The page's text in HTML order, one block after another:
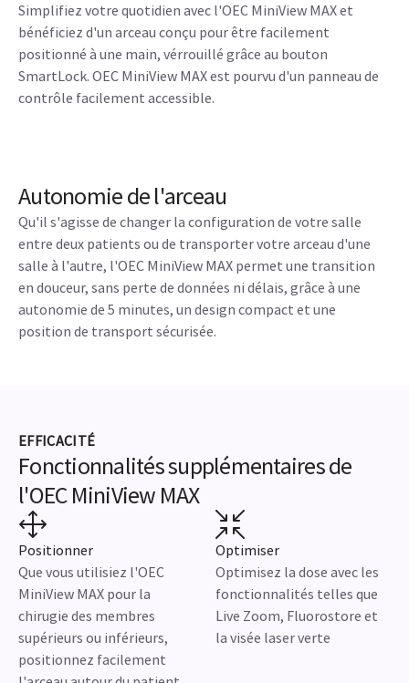
Simplifiez votre quotidien avec l'OEC MiniView MAX et
bénéficiez d'un arceau conçu pour être facilement
positionné à une main, vérrouillé grâce au bouton
SmartLock. OEC MiniView MAX est pourvu d'un panneau de
contrôle facilement accessible.
Autonomie de l'arceau
Qu'il s'agisse de changer la configuration de votre salle
entre deux patients ou de transporter votre arceau d'une
salle à l'autre, l'OEC MiniView MAX permet une transition
en douceur, sans perte de données ni délais, grâce à une
autonomie de 5 minutes, un design compact et une
position de transport sécurisée.
EFFICACITÉ
Fonctionnalités supplémentaires de
l'OEC MiniView MAX
Positionner
Que vous utilisiez l'OEC
MiniView MAX pour la
chirugie des membres
supérieurs ou inférieurs,
positionnez facilement
Optimiser
Optimisez la dose avec les
fonctionnalités telles que
Live Zoom, Fluorostore et
la visée laser verte